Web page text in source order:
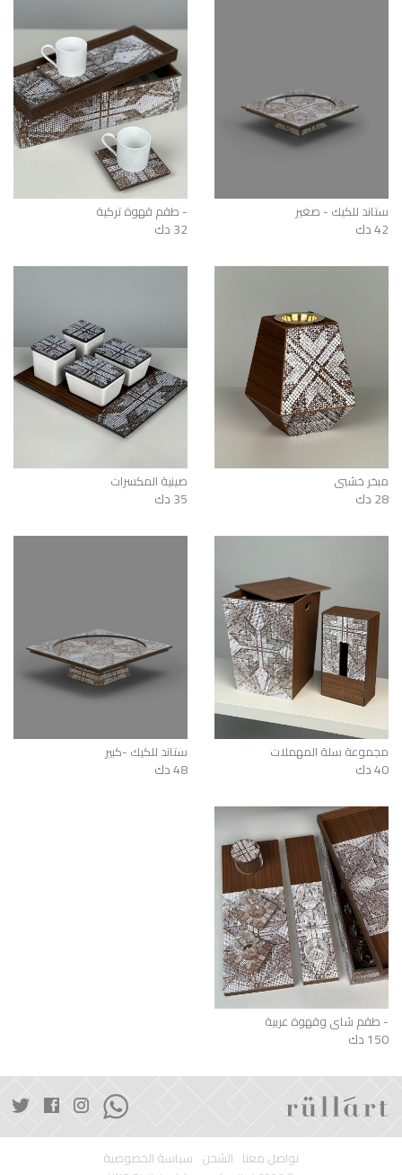
ستاند للكيك - صغير
42 دك
طقم قهوة تركية -
32 دك
مبخر خشبي
28 دك
صينية المكسرات
35 دك
مجموعة سلة المهملات
40 دك
ستاند للكيك -كبير
48 دك
طقم شاي وقهوة عربية -
150 دك
تواصل معنا الشحن سياسة الخصوصية